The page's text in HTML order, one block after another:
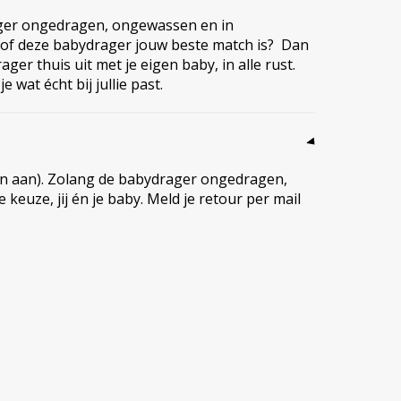
ongedragen, ongewassen en in
deze babydrager jouw beste match is? Dan
thuis uit met je eigen baby, in alle rust.
wat écht bij jullie past.
Zolang de babydrager ongedragen,
jij én je baby. Meld je retour per mail